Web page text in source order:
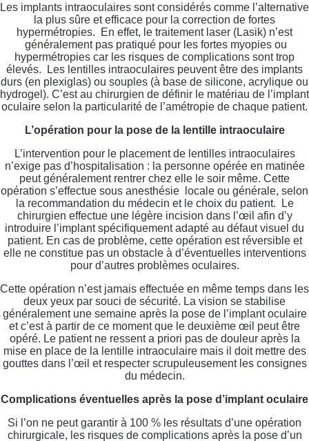
Les implants intraoculaires sont considérés comme l’alternative
la plus sûre et efficace pour la correction de fortes
hypermétropies. En effet, le traitement laser (Lasik) n’est
généralement pas pratiqué pour les fortes myopies ou
hypermétropies car les risques de complications sont trop
élevés. Les lentilles intraoculaires peuvent être des implants
durs (en plexiglas) ou souples (à base de silicone, acrylique ou
hydrogel). C’est au chirurgien de définir le matériau de l’implant
oculaire selon la particularité de l’amétropie de chaque patient.
L’opération pour la pose de la lentille intraoculaire
L’intervention pour le placement de lentilles intraoculaires
n’exige pas d’hospitalisation : la personne opérée en matinée
peut généralement rentrer chez elle le soir même. Cette
opération s’effectue sous anesthésie locale ou générale, selon
la recommandation du médecin et le choix du patient. Le
chirurgien effectue une légère incision dans l’œil afin d’y
introduire l’implant spécifiquement adapté au défaut visuel du
patient. En cas de problème, cette opération est réversible et
elle ne constitue pas un obstacle à d’éventuelles interventions
pour d’autres problèmes oculaires.
Cette opération n’est jamais effectuée en même temps dans les
deux yeux par souci de sécurité. La vision se stabilise
généralement une semaine après la pose de l’implant oculaire
et c’est à partir de ce moment que le deuxième œil peut être
opéré. Le patient ne ressent a priori pas de douleur après la
mise en place de la lentille intraoculaire mais il doit mettre des
gouttes dans l’œil et respecter scrupuleusement les consignes
du médecin.
Complications éventuelles après la pose d’implant oculaire
Si l’on ne peut garantir à 100 % les résultats d’une opération
chirurgicale, les risques de complications après la pose d’un